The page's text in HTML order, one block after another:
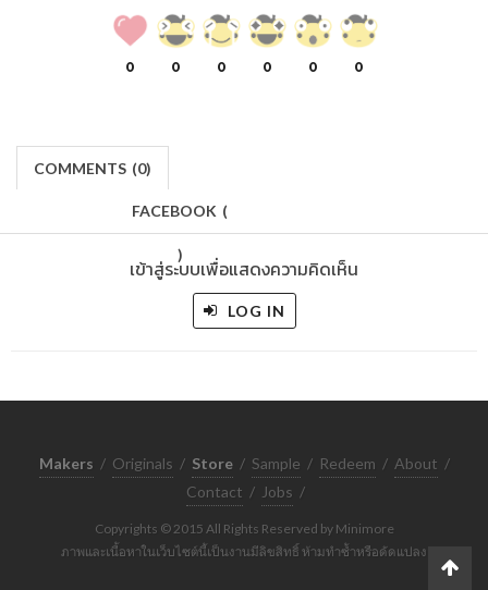
0 0 0 0 0 0
COMMENTS (0)
FACEBOOK (
)
เข้าสู่ระบบเพื่อแสดงความคิดเห็น
LOG IN
Makers / Originals / Store / Sample / Redeem / About /
Contact / Jobs /
Copyrights © 2015 All Rights Reserved by Minimore
ภาพและเนื้อหาในเว็บไซต์นี้เป็นงานมีลิขสิทธิ์ ห้ามทำซ้ำหรือดัดแปลง